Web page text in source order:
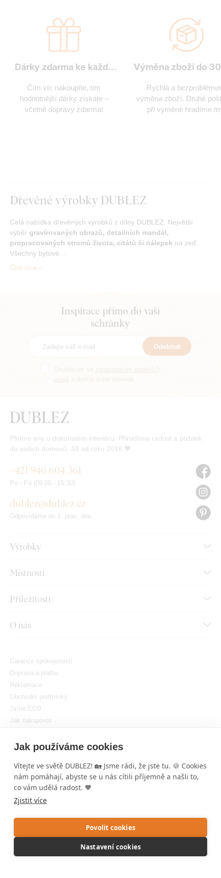
Jak používáme cookies
Vítejte ve světě DUBLEZ! 🏡 Jsme rádi, že jste tu. 🍪 Cookies
nám pomáhají, abyste se u nás cítili příjemně a našli to,
co vám udělá radost. 🧡
Zjistit více
Povolit cookies
Nastavení cookies
Dárky zdarma ke každé
Čím víc nakoupíte, tím
hodnotnější dárky získáte –
včetně dopravy zdarma!
Výměna zboží do
Rychlá a
výměna zboží. Druhé
při výměně hradíme
Dřevěné výrobky DUBLEZ
Celá nabídka dřevěných výrobků z dílny DUBLEZ. Největší
výběr gravírovaných obrazů, detailních mandál,
propracovaných stromů života, citátů či nálepek na zeď.
Všechny bytové…
Číst více
Inspirace přímo do vaší
schránky
Odebírat
Plníme sny o dokonalém interiéru. Přinášíme radost a požitek
do vašich domovů. Již od roku 2018 🧡
Výrobky
Místnosti
Příležitosti
O nás
+421 940 604 361
Po - Pá (09:00 - 15:30)
dublez@dublez.cz
Odpovídáme do 1. prac. dne
Garance spokojenosti
Doprava a platba
Reklamace
Obchodní podmínky
Jsme ECO
Jak nakupovat
Nastavit cookies
Tvorba výkonných internetových obchodů odRIESENIA
Tato stránka je chráněna pomocí reCAPTCHA a používá se
ochrany osobních údajů